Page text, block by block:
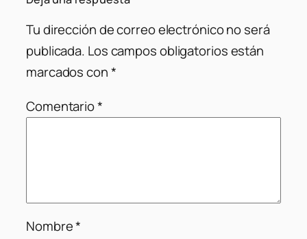
Tu dirección de correo electrónico no será
publicada. Los campos obligatorios están
marcados con*
Comentario*
Nombre*